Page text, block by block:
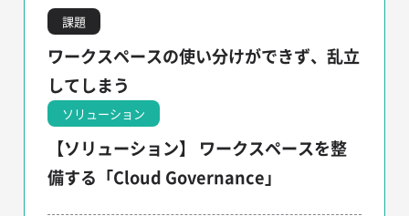
課題
ワークスペースの使い分けができず、乱立
してしまう
ソリューション
【ソリューション】 ワークスペースを整
備する「Cloud Governance」